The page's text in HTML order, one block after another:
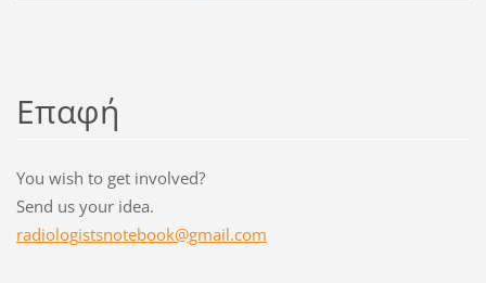
Επαφή
Υou wish to get involved?
Send us your idea.
radiologistsnotebook@gmail.com